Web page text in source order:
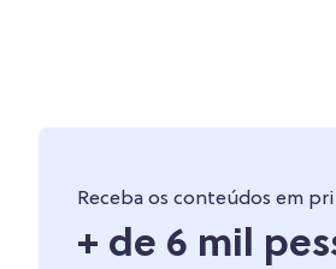
Receba os conteúdos em
+ de 6 mil